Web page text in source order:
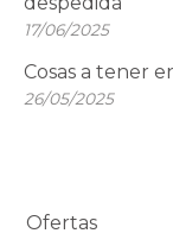
17/06/2025
Cosas a tener
26/05/2025
Ofertas